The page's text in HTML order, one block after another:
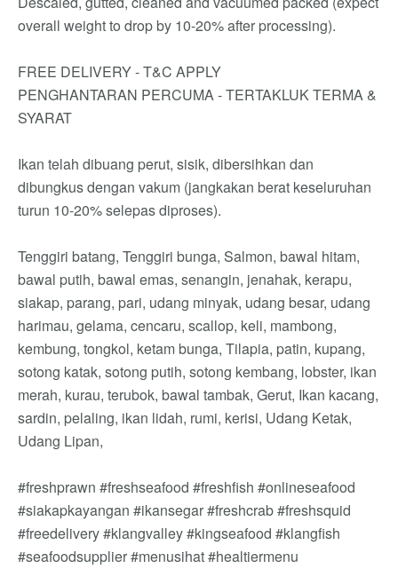
overall weight to drop by 10-20% after processing).
FREE DELIVERY - T&C APPLY
PENGHANTARAN PERCUMA - TERTAKLUK TERMA &
SYARAT
Ikan telah dibuang perut, sisik, dibersihkan dan
dibungkus dengan vakum (jangkakan berat keseluruhan
turun 10-20% selepas diproses).
Tenggiri batang, Tenggiri bunga, Salmon, bawal hitam,
bawal putih, bawal emas, senangin, jenahak, kerapu,
siakap, parang, pari, udang minyak, udang besar, udang
harimau, gelama, cencaru, scallop, keli, mambong,
kembung, tongkol, ketam bunga, Tilapia, patin, kupang,
sotong katak, sotong putih, sotong kembang, lobster, ikan
merah, kurau, terubok, bawal tambak, Gerut, Ikan kacang,
sardin, pelaling, ikan lidah, rumi, kerisi, Udang Ketak,
Udang Lipan,
#freshprawn #freshseafood #freshfish #onlineseafood
#siakapkayangan #ikansegar #freshcrab #freshsquid
#freedelivery #klangvalley #kingseafood #klangfish
#seafoodsupplier #menusihat #healtiermenu